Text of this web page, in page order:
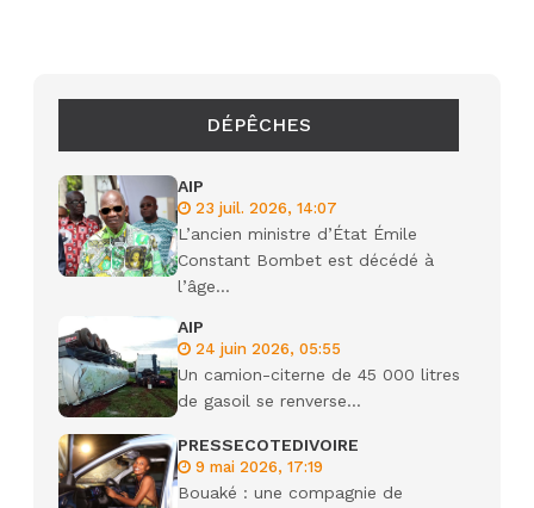
DÉPÊCHES
AIP
23 juil. 2026, 14:07
L’ancien ministre d’État Émile
Constant Bombet est décédé à
l’âge...
AIP
24 juin 2026, 05:55
Un camion-citerne de 45 000 litres
de gasoil se renverse...
PRESSECOTEDIVOIRE
9 mai 2026, 17:19
Bouaké : une compagnie de